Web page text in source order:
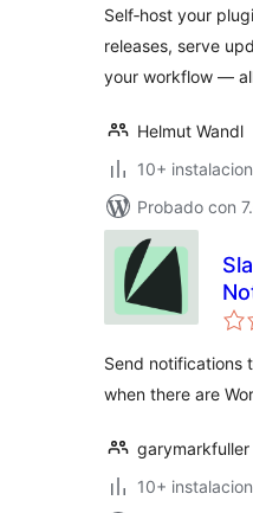
Self‑host your
releases, serve
your workflow —
Helmut Wandl
10+
Probado con
Send notifications
when there are
garymarkfuller
10+